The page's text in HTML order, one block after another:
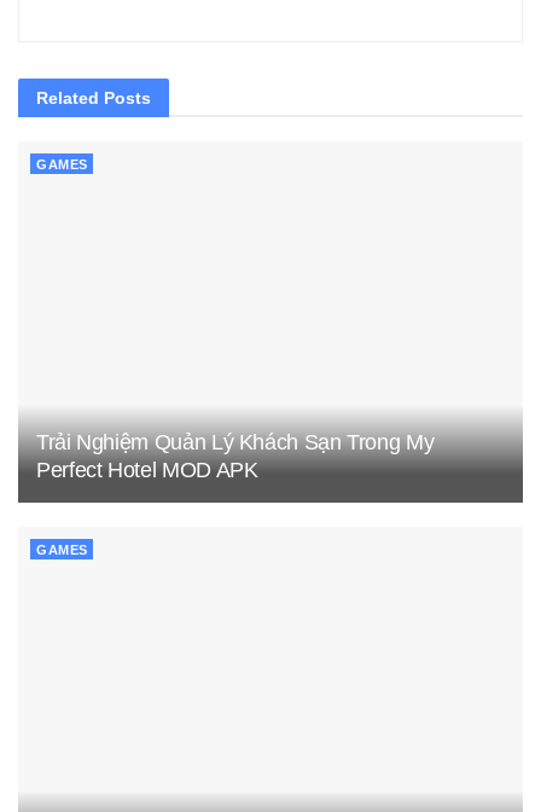
Related Posts
GAMES
Trải Nghiệm Quản Lý Khách Sạn Trong My
Perfect Hotel MOD APK
GAMES